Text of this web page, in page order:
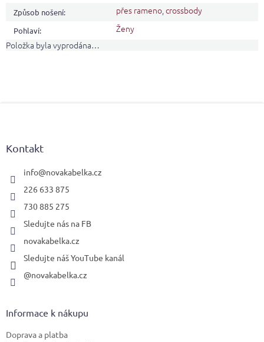
Způsob nošení: přes rameno,crossbody
Pohlaví:
Ženy
Položka byla vyprodána…
Kontakt
info@novakabelka.cz
226 633 875
730 885 275
Sledujte nás na FB
novakabelka.cz
Sledujte náš YouTube kanál
@novakabelka.cz
Informace k nákupu
Doprava a platba